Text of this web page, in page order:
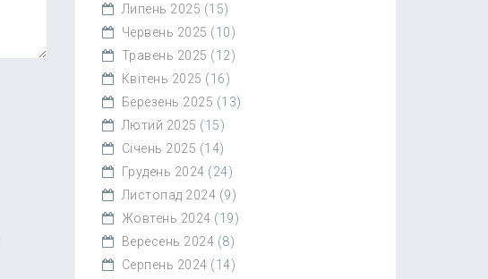
Липень 2025 (15)
Червень 2025 (10)
Травень 2025 (12)
Квітень 2025 (16)
Березень 2025 (13)
Лютий 2025 (15)
Січень 2025 (14)
Грудень 2024 (24)
Листопад 2024 (9)
Жовтень 2024 (19)
Вересень 2024 (8)
Серпень 2024 (14)